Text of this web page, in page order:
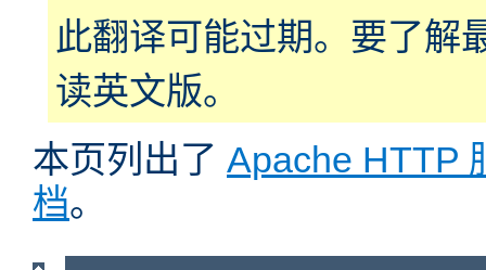
此翻译可能过期。要了解
读英文版。
本页列出了 Apache HTTP
档。